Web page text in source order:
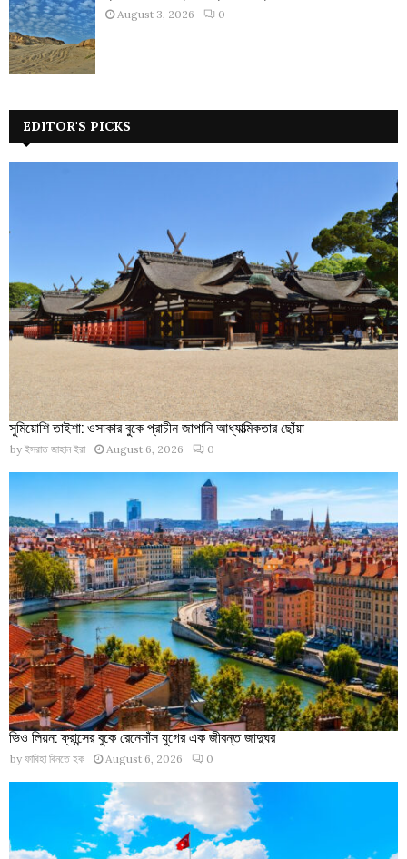
August 3, 2026 0
EDITOR'S PICKS
সুমিয়োশি তাইশা: ওসাকার বুকে প্রাচীন জাপানি আধ্যাত্মিকতার ছোঁয়া
by ইসরাত জাহান ইরা August 6, 2026 0
ভিও লিয়ন: ফ্রান্সের বুকে রেনেসাঁস যুগের এক জীবন্ত জাদুঘর
by ফাবিহা বিনতে হক August 6, 2026 0